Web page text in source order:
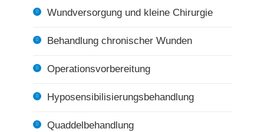
Wundversorgung und kleine Chirurgie
Behandlung chronischer Wunden
Operationsvorbereitung
Hyposensibilisierungsbehandlung
Quaddelbehandlung